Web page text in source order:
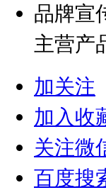
品牌宣
主营产
加关注
加入收
关注微
百度搜